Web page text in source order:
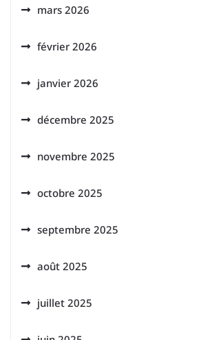
mars 2026
février 2026
janvier 2026
décembre 2025
novembre 2025
octobre 2025
septembre 2025
août 2025
juillet 2025